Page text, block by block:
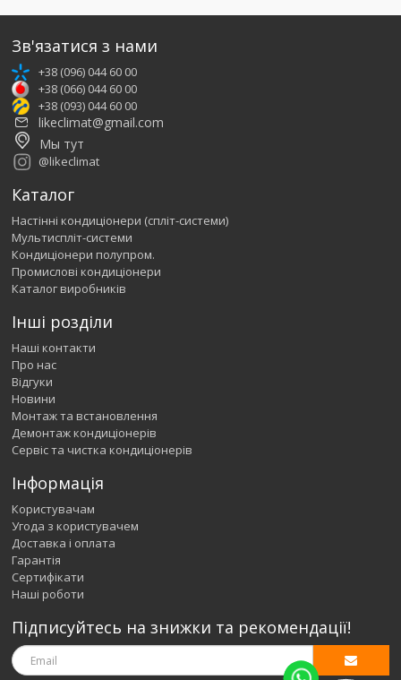
Зв'язатися з нами
+38 (096) 044 60 00
+38 (066) 044 60 00
+38 (093) 044 60 00
likeclimat@gmail.com
Мы тут
@likeclimat
Каталог
Настінні кондиціонери (спліт-системи)
Мультиспліт-системи
Кондиціонери полупром.
Промислові кондиціонери
Каталог виробників
Інші розділи
Наші контакти
Про нас
Відгуки
Новини
Монтаж та встановлення
Демонтаж кондиціонерів
Сервіс та чистка кондиціонерів
Інформація
Користувачам
Угода з користувачем
Доставка і оплата
Гарантія
Сертифікати
Наші роботи
Підписуйтесь на знижки та рекомендації!